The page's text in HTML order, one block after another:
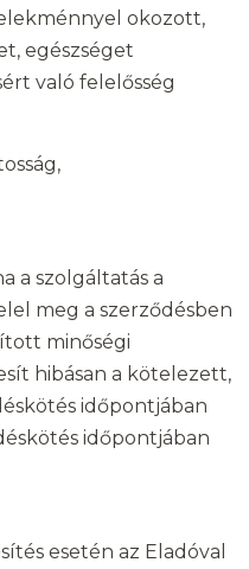
okozott,
egészséget
való felelősség
a szolgáltatás a
meg a szerződésben
minőségi
hibásan a kötelezett,
időpontjában
időpontjában
esetén az Eladóval